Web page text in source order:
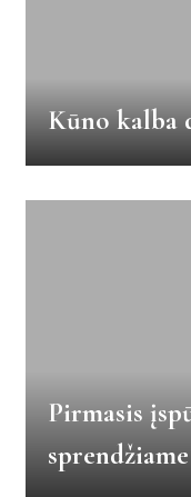
Kūno kalba
Pirmasis